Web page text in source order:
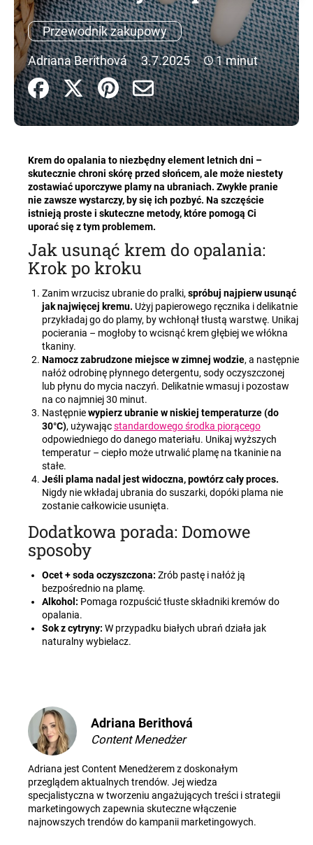
Przewodnik zakupowy
Adriana Berithová
3.7.2025 1 minut
Krem do opalania to niezbędny element letnich dni –
skutecznie chroni skórę przed słońcem, ale może niestety
zostawiać uporczywe plamy na ubraniach. Zwykłe pranie
nie zawsze wystarczy, by się ich pozbyć. Na szczęście
istnieją proste i skuteczne metody, które pomogą Ci
uporać się z tym problemem.
Jak usunąć krem do opalania:
Krok po kroku
Zanim wrzucisz ubranie do pralki, spróbuj najpierw usunąć
jak najwięcej kremu. Użyj papierowego ręcznika i delikatnie
przykładaj go do plamy, by wchłonął tłustą warstwę. Unikaj
pocierania – mogłoby to wcisnąć krem głębiej we włókna
tkaniny.
Namocz zabrudzone miejsce w zimnej wodzie, a następnie
nałóż odrobinę płynnego detergentu, sody oczyszczonej
lub płynu do mycia naczyń. Delikatnie wmasuj i pozostaw
na co najmniej 30 minut.
Następniewypierz ubranie w niskiej temperaturze (do
30°C), używającstandardowego środka piorącego
odpowiedniego do danego materiału. Unikaj wyższych
temperatur – ciepło może utrwalić plamę na tkaninie na
stałe.
Jeśli plama nadal jest widoczna, powtórz cały proces.
Nigdy nie wkładaj ubrania do suszarki, dopóki plama nie
zostanie całkowicie usunięta.
Dodatkowa porada: Domowe
sposoby
Ocet + soda oczyszczona: Zrób pastę i nałóż ją
bezpośrednio na plamę.
Alkohol: Pomaga rozpuścić tłuste składniki kremów do
opalania.
Sok z cytryny: W przypadku białych ubrań działa jak
naturalny wybielacz.
Adriana Berithová
Content Menedżer
Adriana jest Content Menedżerem z doskonałym
przeglądem aktualnych trendów. Jej wiedza
specjalistyczna w tworzeniu angażujących treści i strategii
marketingowych zapewnia skuteczne włączenie
najnowszych trendów do kampanii marketingowych.
SZUKAJ
P
o